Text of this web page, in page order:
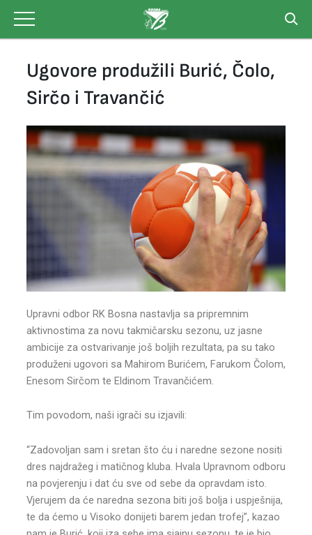
content
Ugovore produžili Burić, Čolo,
Sirčo i Travančić
Upravni odbor RK Bosna nastavlja sa pripremnim
aktivnostima za novu takmičarsku sezonu, uz jasne
ambicije za ostvarivanje još boljih rezultata, pa su tako
produženi ugovori sa Mahirom Burićem, Farukom Čolom,
Enesom Sirčom te Eldinom Travančićem.
Tim povodom, naši igrači su izjavili:
“Zadovoljan sam i sretan što ću i naredne sezone nositi
dres najdražeg i matičnog kluba. Hvala Upravnom odboru
na povjerenju i dat ću sve od sebe da opravdam isto.
Vjerujem da će naredna sezona biti još bolja i uspješnija,
te da ćemo u Visoko donijeti barem jedan trofej”, kazao